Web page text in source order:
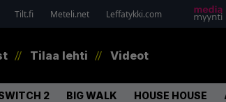
Tilt.fi Meteli.net Leffatykki.com
Tilaa lehti Videot
2 BIG WALK HOUSE HOUSE